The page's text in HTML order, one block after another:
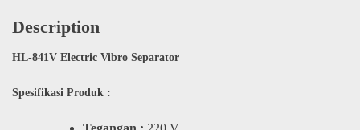
Description
HL-841V Electric Vibro Separator​
Spesifikasi Produk :